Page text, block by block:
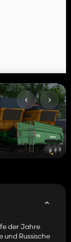
der Jahre
und Russische